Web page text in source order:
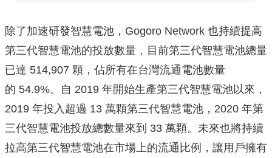
除了加速研發智慧電池，Gogoro Network 也持續提高
第三代智慧電池的投放數量，目前第三代智慧電池總量
已達 514,907 顆，佔所有在台灣流通電池數量
的 54.9%。自 2019 年開始生產第三代智慧電池以來，
2019 年投入超過 13 萬顆第三代智慧電池，2020 年第
三代智慧電池投放總數量來到 33 萬顆。未來也將持續
拉高第三代智慧電池在市場上的流通比例，讓用戶擁有